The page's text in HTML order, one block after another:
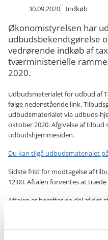
30.09.2020 Indkøb
Økonomistyrelsen har
udbudsbekendtgørelse
vedrørende indkøb af
tværministerielle
2020.
Udbudsmaterialet for udbud af
følge nedenstående link.
udbudsmaterialet via udbuds-
oktober 2020. Afgivelse af tilbud
udbudshjemmesiden.
Du kan tilgå udbudsmaterialet
Sidste frist for modtagelse af
12:00. Aftalen forventes at træde
Aftalen er herefter en del af det
indebærer, at de statslige